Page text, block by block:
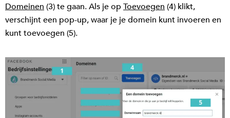
Domeinen (3) te gaan. Als je op Toevoegen (4) klikt,
verschijnt een pop-up, waar je je domein kunt invoeren en
kunt toevoegen (5).